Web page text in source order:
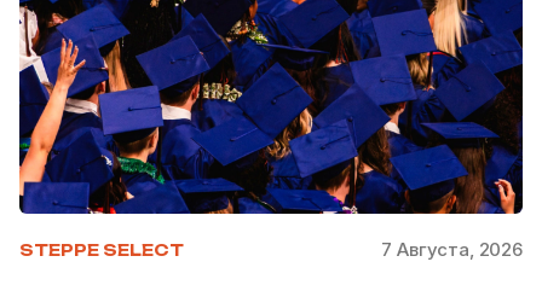
STEPPE SELECT 7 Августа, 2026